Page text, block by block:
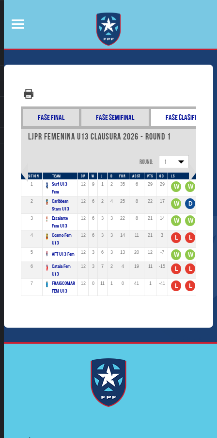
Fase Final Fase Semifinal Fase Clasificatoria
LJPR Femenina U13 Clausura 2026 - Round 1
Round: 1
POSITION TEAM GP W L D FOR AGST PTS GD
L5
1
Surf U13
Fem
12 9 1 2 35 6 29 29 W W
2
Caribbean
Stars U13
12 6 2 4 25 8 22 17 W D
3
Escalante
Fem U13
12 6 3 3 22 8 21 14 W W
4
Coamo Fem
U13
12 6 3 3 14 11 21 3 L L
5 AFT U13 Fem 12 3 6 3 13 20 12 -7 W W
6
Catala Fem
U13
12 3 7 2 4 19 11 -15 L L
7
FRAIGCOMAR
FEM U13
12 0 11 1 0 41 1 -41 L L